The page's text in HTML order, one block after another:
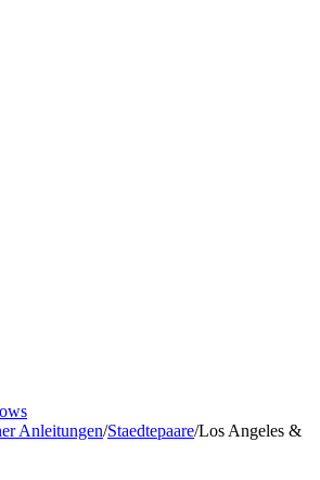
Anleitungen/Staedtepaare/Los Angeles &